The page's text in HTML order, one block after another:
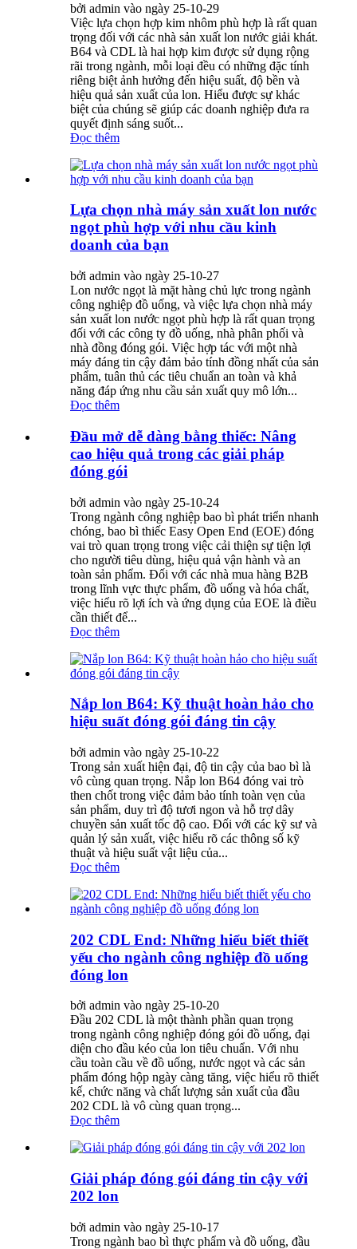
bởi admin vào ngày 25-10-29
Việc lựa chọn hợp kim nhôm phù hợp là rất quan
trọng đối với các nhà sản xuất lon nước giải khát.
B64 và CDL là hai hợp kim được sử dụng rộng
rãi trong ngành, mỗi loại đều có những đặc tính
riêng biệt ảnh hưởng đến hiệu suất, độ bền và
hiệu quả sản xuất của lon. Hiểu được sự khác
biệt của chúng sẽ giúp các doanh nghiệp đưa ra
quyết định sáng suốt...
Đọc thêm
Lựa chọn nhà máy sản xuất lon nước
ngọt phù hợp với nhu cầu kinh
doanh của bạn
bởi admin vào ngày 25-10-27
Lon nước ngọt là mặt hàng chủ lực trong ngành
công nghiệp đồ uống, và việc lựa chọn nhà máy
sản xuất lon nước ngọt phù hợp là rất quan trọng
đối với các công ty đồ uống, nhà phân phối và
nhà đồng đóng gói. Việc hợp tác với một nhà
máy đáng tin cậy đảm bảo tính đồng nhất của sản
phẩm, tuân thủ các tiêu chuẩn an toàn và khả
năng đáp ứng nhu cầu sản xuất quy mô lớn...
Đọc thêm
Đầu mở dễ dàng bằng thiếc: Nâng
cao hiệu quả trong các giải pháp
đóng gói
bởi admin vào ngày 25-10-24
Trong ngành công nghiệp bao bì phát triển nhanh
chóng, bao bì thiếc Easy Open End (EOE) đóng
vai trò quan trọng trong việc cải thiện sự tiện lợi
cho người tiêu dùng, hiệu quả vận hành và an
toàn sản phẩm. Đối với các nhà mua hàng B2B
trong lĩnh vực thực phẩm, đồ uống và hóa chất,
việc hiểu rõ lợi ích và ứng dụng của EOE là điều
cần thiết để...
Đọc thêm
Nắp lon B64: Kỹ thuật hoàn hảo cho
hiệu suất đóng gói đáng tin cậy
bởi admin vào ngày 25-10-22
Trong sản xuất hiện đại, độ tin cậy của bao bì là
vô cùng quan trọng. Nắp lon B64 đóng vai trò
then chốt trong việc đảm bảo tính toàn vẹn của
sản phẩm, duy trì độ tươi ngon và hỗ trợ dây
chuyền sản xuất tốc độ cao. Đối với các kỹ sư và
quản lý sản xuất, việc hiểu rõ các thông số kỹ
thuật và hiệu suất vật liệu của...
Đọc thêm
202 CDL End: Những hiểu biết thiết
yếu cho ngành công nghiệp đồ uống
đóng lon
bởi admin vào ngày 25-10-20
Đầu 202 CDL là một thành phần quan trọng
trong ngành công nghiệp đóng gói đồ uống, đại
diện cho đầu kéo của lon tiêu chuẩn. Với nhu
cầu toàn cầu về đồ uống, nước ngọt và các sản
phẩm đóng hộp ngày càng tăng, việc hiểu rõ thiết
kế, chức năng và chất lượng sản xuất của đầu
202 CDL là vô cùng quan trọng...
Đọc thêm
Giải pháp đóng gói đáng tin cậy với
202 lon
bởi admin vào ngày 25-10-17
Trong ngành bao bì thực phẩm và đồ uống, đầu